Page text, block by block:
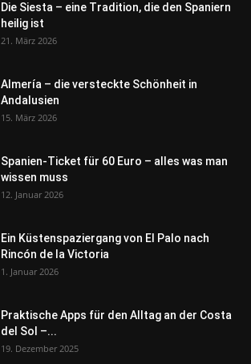
Die Siesta – eine Tradition, die den Spaniern
heilig ist
21. März 2026
Almería – die versteckte Schönheit in
Andalusien
15. März 2026
Spanien-Ticket für 60 Euro – alles was man
wissen muss
12. Januar 2026
Ein Küstenspaziergang von El Palo nach
Rincón de la Victoria
1. Januar 2026
Praktische Apps für den Alltag an der Costa
del Sol –...
19. Dezember 2025